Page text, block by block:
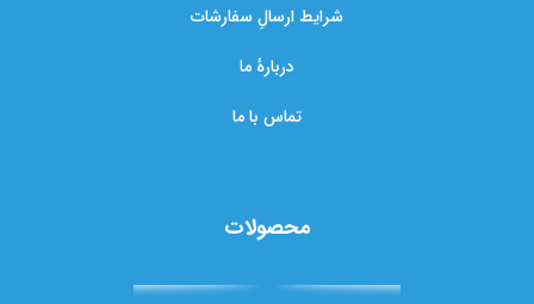
شرایط ارسالِ سفارشات
دربارهٔ ما
تماس با ما
محصولات